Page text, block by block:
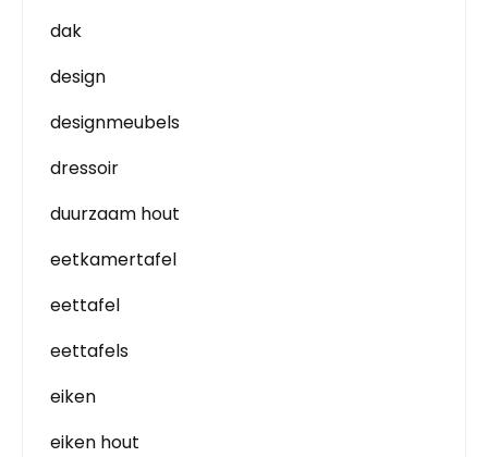
dak
design
designmeubels
dressoir
duurzaam hout
eetkamertafel
eettafel
eettafels
eiken
eiken hout